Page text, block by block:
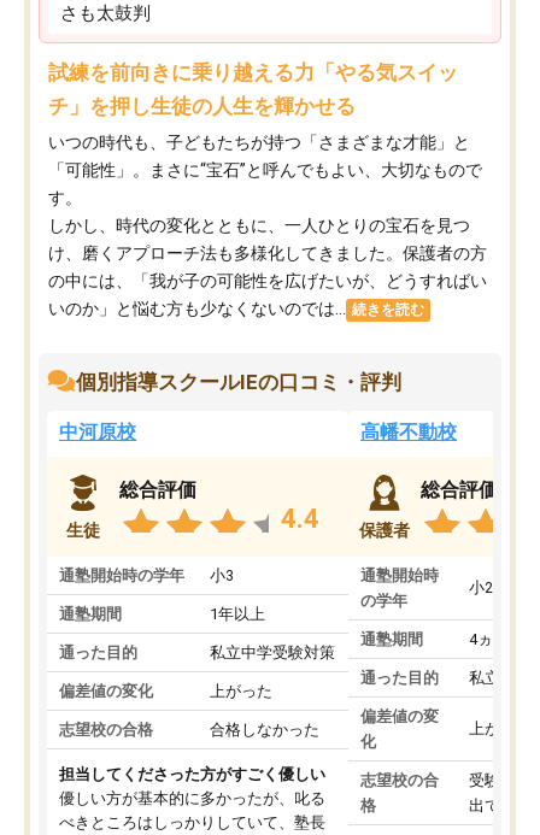
さも太鼓判
試練を前向きに乗り越える力「やる気スイッ
チ」を押し生徒の人生を輝かせる
いつの時代も、子どもたちが持つ「さまざまな才能」と
「可能性」。まさに“宝石”と呼んでもよい、大切なもので
す。
しかし、時代の変化とともに、一人ひとりの宝石を見つ
け、磨くアプローチ法も多様化してきました。保護者の方
の中には、「我が子の可能性を広げたいが、どうすればい
いのか」と悩む方も少なくないのでは...
続きを読む
個別指導スクールIEの口コミ・評判
中河原校
生徒
総合評価
4.4
通塾開始時の学年 小3
通塾期間 1年以上
通った目的 私立中学受験対策
偏差値の変化 上がった
志望校の合格 合格しなかった
担当してくださった方がすごく優しい
優しい方が基本的に多かったが、叱る
べきところはしっかりしていて、塾長
高幡不動校
保護者
総合評価
通塾開始時
の学年
小2
通塾期間 4ヵ月～1
通った目的 私立中学
偏差値の変
化
上がった
志望校の合
格
受験して
出ていな